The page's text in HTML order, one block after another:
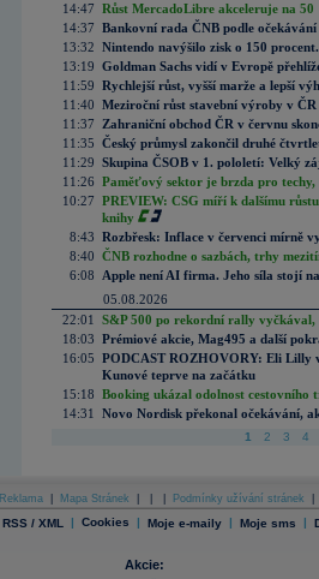
14:47 Růst MercadoLibre akceleruje na
14:37 Bankovní rada ČNB podle
13:32 Nintendo navýšilo zisk o 150
13:19 Goldman Sachs vidí v Evropě
11:59 Rychlejší růst, vyšší marže a lepší
11:40 Meziroční růst stavební výroby v
11:37
Zahraniční obchod ČR v červnu
11:35 Český průmysl zakončil druhé
11:29 Skupina ČSOB v 1. pololetí: Velký
11:26 Paměťový sektor je brzda pro techy,
10:27 PREVIEW: CSG míří k dalšímu
knihy
8:43 Rozbřesk: Inflace v červenci mírně
8:40 ČNB rozhodne o sazbách, trhy
6:08
Apple není AI firma. Jeho síla stojí
05.08.2026
22:01
S&P 500 po rekordní rally vyčkával,
18:03 Prémiové akcie, Mag495 a další
16:05 PODCAST ROZHOVORY: Eli Lilly
Kunové teprve na začátku
15:18 Booking ukázal odolnost cestovního
14:31
Novo Nordisk překonal očekávání,
1 2 3 4
Reklama Mapa Stránek Podmínky užívání stránek
RSS / XML | Cookies | Moje e-maily | Moje sms |
Akcie: